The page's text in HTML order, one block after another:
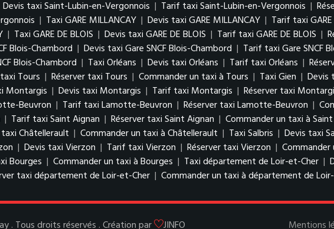
Devis taxi Saint-Lubin-en-Vergonnois | Tarif taxi Saint-Lubin-en-Vergonnois |
| Taxi GARE MILLANCAY | Devis taxi GARE MILLANCAY | Tarif taxi
| Taxi GARE DE BLOIS | Devis taxi GARE DE BLOIS | Tarif taxi GARE DE BLOIS |
Blois-Chambord | Devis taxi Gare SNCF Blois-Chambord | Tarif taxi Gare SNCF
Blois-Chambord | Taxi Orléans | Devis taxi Orléans | Tarif taxi Orléans |
Tours | Réserver taxi Tours | Commander un taxi à Tours | Taxi Gien | Devis
Montargis | Devis taxi Montargis | Tarif taxi Montargis | Réserver taxi
Beuvron | Tarif taxi Lamotte-Beuvron | Réserver taxi Lamotte-Beuvron |
| Tarif taxi Saint Aignan | Réserver taxi Saint Aignan | Commander un taxi à
Châtellerault | Commander un taxi à Châtellerault | Taxi Salbris | Devis taxi
| Devis taxi Vierzon | Tarif taxi Vierzon | Réserver taxi Vierzon |
Bourges | Commander un taxi à Bourges | Taxi département de Loir-et-Cher |
taxi département de Loir-et-Cher | Commander un taxi à département de
. Tous droits réservés . Création par JINFO Mentions